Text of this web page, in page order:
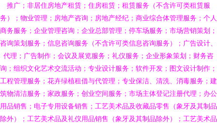
推广；非居住房地产租赁；住房租赁；租赁服务（不含许可类租赁服
务）；物业管理；房地产咨询；房地产经纪；商业综合体管理服务；个人
商务服务；企业管理咨询；企业总部管理；停车场服务；市场营销策划；
咨询策划服务；信息咨询服务（不含许可类信息咨询服务）；广告设计、
代理；广告制作；会议及展览服务；礼仪服务；企业形象策划；财务咨
询；组织文化艺术交流活动；专业设计服务；软件开发；图文设计制作；
工程管理服务；花卉绿植租借与代管理；专业保洁、清洗、消毒服务；建
筑物清洁服务；家政服务；创业空间服务；市场主体登记注册代理；办公
用品销售；电子专用设备销售；工艺美术品及收藏品零售（象牙及其制品
除外）；工艺美术品及礼仪用品销售（象牙及其制品除外）；工艺美术品